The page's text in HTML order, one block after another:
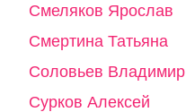
Смеляков Ярослав
Смертина Татьяна
Соловьев Владимир
Сурков Алексей